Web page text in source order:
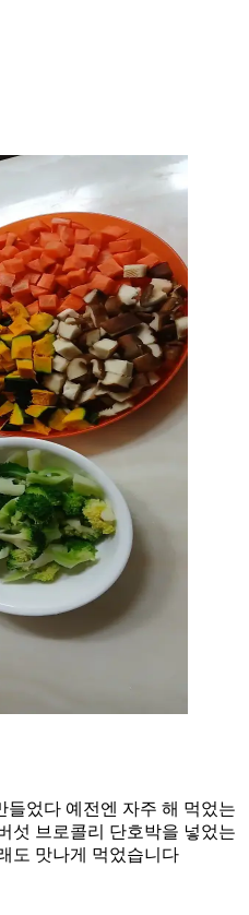
들었다 예전엔 자주 해 먹었는
섯 브로콜리 단호박을 넣었는
도 맛나게 먹었습니다